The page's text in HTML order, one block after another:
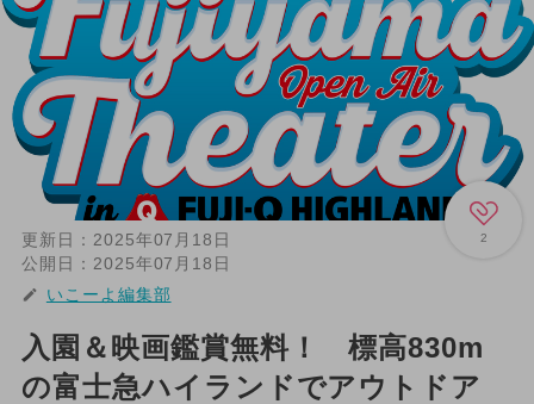
2
更新日： 2025年07月18日
公開日： 2025年07月18日
いこーよ編集部
入園＆映画鑑賞無料！ 標高830m
の富士急ハイランドでアウトドア